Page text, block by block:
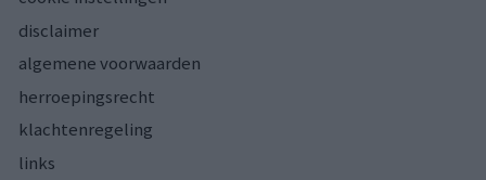
disclaimer
algemene voorwaarden
herroepingsrecht
klachtenregeling
links